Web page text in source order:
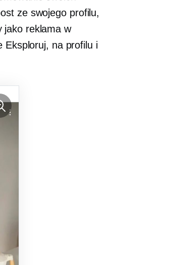
ze swojego profilu,
jako reklama w
Eksploruj, na profilu i